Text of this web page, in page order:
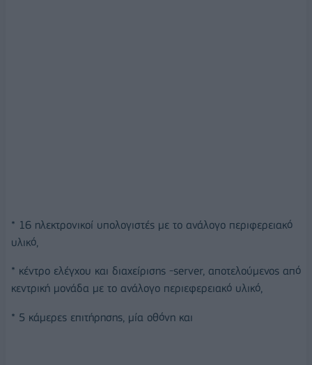
* 16 ηλεκτρονικοί υπολογιστές με το ανάλογο περιφερειακό
υλικό,
* κέντρο ελέγχου και διαχείρισης -server, αποτελούμενος από
κεντρική μονάδα με το ανάλογο περιεφερειακό υλικό,
* 5 κάμερες επιτήρησης, μία οθόνη και